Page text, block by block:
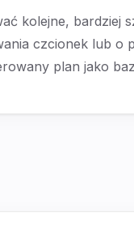
kolejne, bardziej
czcionek lub
plan jako